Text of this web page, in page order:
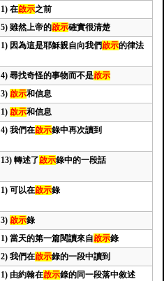
1) 在啟示之前
5) 雖然上帝的啟示確實很清楚
1) 因為這是耶穌親自向我們啟示的律法
4) 尋找奇怪的事物而不是啟示
3) 啟示和信息
1) 啟示和信息
4) 我們在啟示錄中再次讀到
13) 轉述了啟示錄中的一段話
1) 可以在啟示錄
3) 啟示錄
1) 當天的第一篇閱讀來自啟示錄
2) 我們在啟示錄的一段中讀到
1) 由約翰在啟示錄的同一段落中敘述